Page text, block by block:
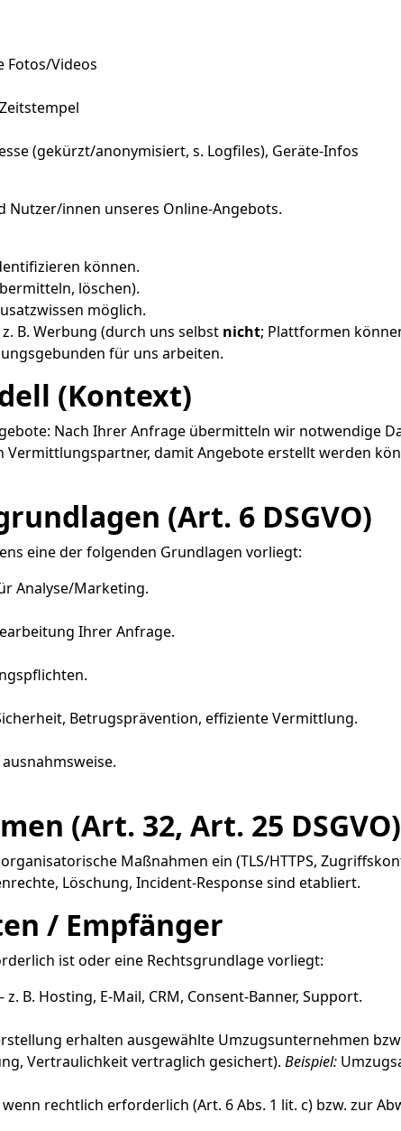
Fotos/Videos
(gekürzt/anonymisiert, s. Logfiles), Geräte-Infos
Nutzer/innen unseres Online-Angebots.
können.
löschen).
möglich.
B. Werbung (durch uns selbst nicht; Plattformen
für uns arbeiten.
(Kontext)
Nach Ihrer Anfrage übermitteln wir notwendige
damit Angebote erstellt werden
(Art. 6 DSGVO)
eine der folgenden Grundlagen vorliegt:
Analyse/Marketing.
Ihrer Anfrage.
Betrugsprävention, effiziente Vermittlung.
(Art. 32, Art. 25 DSGVO)
Maßnahmen ein (TLS/HTTPS,
Löschung, Incident-Response sind etabliert.
/ Empfänger
ist oder eine Rechtsgrundlage vorliegt:
B. Hosting, E-Mail, CRM, Consent-Banner, Support.
erhalten ausgewählte Umzugsunternehmen
Vertraulichkeit vertraglich gesichert). Beispiel:
rechtlich erforderlich (Art. 6 Abs. 1 lit. c) bzw. zur